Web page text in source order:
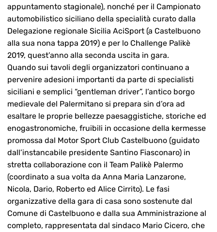
appuntamento stagionale), nonché per il Campionato
automobilistico siciliano della specialità curato dalla
Delegazione regionale Sicilia AciSport (a Castelbuono
alla sua nona tappa 2019) e per lo Challenge Palikè
2019, quest’anno alla seconda uscita in gara.
Quando sui tavoli degli organizzatori continuano a
pervenire adesioni importanti da parte di specialisti
siciliani e semplici “gentleman driver”, l’antico borgo
medievale del Palermitano si prepara sin d’ora ad
esaltare le proprie bellezze paesaggistiche, storiche ed
enogastronomiche, fruibili in occasione della kermesse
promossa dal Motor Sport Club Castelbuono (guidato
dall’instancabile presidente Santino Fiasconaro) in
stretta collaborazione con il Team Palikè Palermo
(coordinato a sua volta da Anna Maria Lanzarone,
Nicola, Dario, Roberto ed Alice Cirrito). Le fasi
organizzative della gara di casa sono sostenute dal
Comune di Castelbuono e dalla sua Amministrazione al
completo, rappresentata dal sindaco Mario Cicero, che